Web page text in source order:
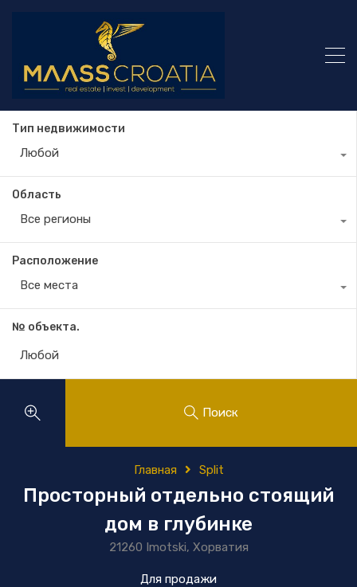
Тип недвижимости
Любой
Область
Все регионы
Расположение
Все места
№ объекта.
Поиск
Главная Split
Просторный отдельно стоящий
дом в глубинке
21260 Imotski, Хорватия
Для продажи